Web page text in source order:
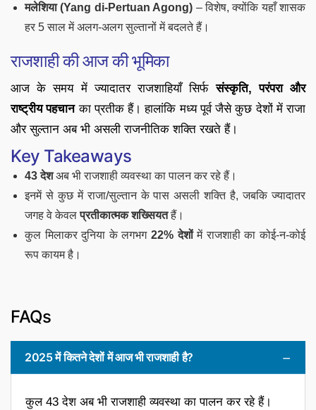
मलेशिया (Yang di-Pertuan Agong) – विशेष, क्योंकि यहाँ शासक
हर 5 साल में अलग-अलग सुल्तानों में बदलते हैं।
राजशाही की आज की भूमिका
आज के समय में ज्यादातर राजशाहियाँ सिर्फसंस्कृति, परंपरा और
राष्ट्रीय पहचानका प्रतीक हैं। हालांकि मध्य पूर्व जैसे कुछ देशों में राजा
और सुल्तान अब भी असली राजनीतिक शक्ति रखते हैं।
Key Takeaways
43 देशअब भी राजशाही व्यवस्था का पालन कर रहे हैं।
इनमें से कुछ में राजा/सुल्तान के पास असली शक्ति है, जबकि ज्यादातर
जगह वे केवलप्रतीकात्मक शख्सियतहैं।
कुल मिलाकर दुनिया के लगभग 22% देशोंमें राजशाही का कोई-न-कोई
रूप कायम है।
FAQs
2025 में कितने देशों में आज भी राजशाही है?
कुल 43 देश अब भी राजशाही व्यवस्था का पालन कर रहे हैं।